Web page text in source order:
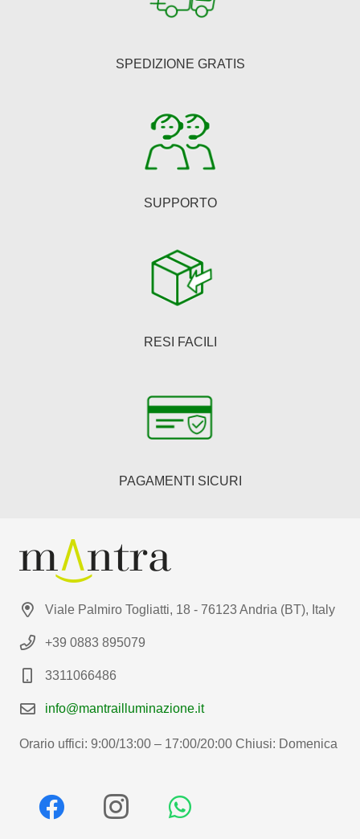
SPEDIZIONE GRATIS
SUPPORTO
RESI FACILI
PAGAMENTI SICURI
Viale Palmiro Togliatti, 18 - 76123 Andria (BT), Italy
+39 0883 895079
3311066486
info@mantrailluminazione.it
Orario uffici: 9:00/13:00 – 17:00/20:00 Chiusi: Domenica